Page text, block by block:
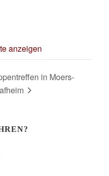
anzeigen
in Moers-